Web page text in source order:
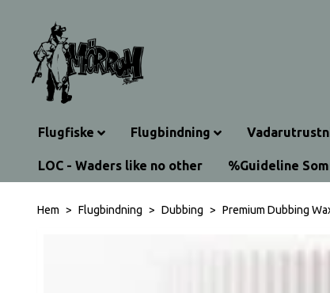
Flugfiske Flugbindning
LOC - Waders like no other %Guideline
Hem Flugbindning Dubbing Premium Dubbing